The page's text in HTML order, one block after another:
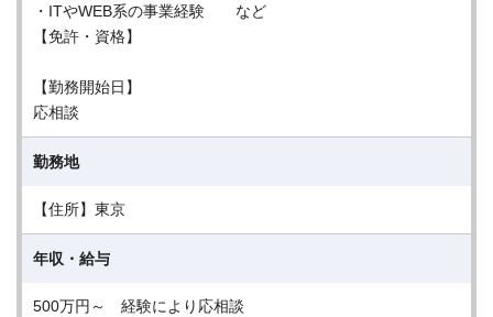
・ITやWEB系の事業経験 など
【免許・資格】
【勤務開始日】
応相談
勤務地
【住所】東京
年収・給与
500万円～ 経験により応相談